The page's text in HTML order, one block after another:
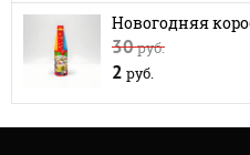
Новогодняя
30руб.
2 руб.